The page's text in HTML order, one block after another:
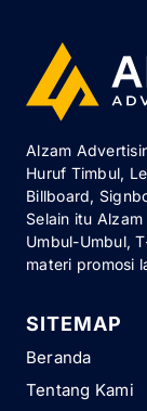
Alzam
Huruf Timbul,
Billboard,
Selain itu
Umbul-Umbul,
materi promosi
SITEMAP
Beranda
Tentang Kami